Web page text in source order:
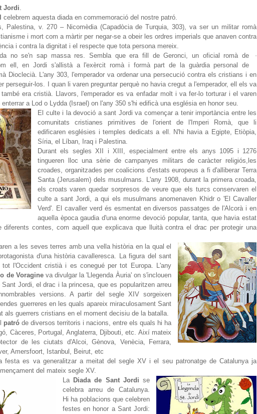
Jordi.
celebrem aquesta diada en commemoració del nostre patró.
Palestina, v. 270 – Nicomèdia (Capadòcia de Turquia, 303), va ser un militar romà
i mort com a màrtir per negar-se a obeir les ordres imperials que anaven contra
i contra la dignitat i el respecte que tota persona mereix.
no se'n sap massa res. Sembla que era fill de Geronci, un oficial romà de
ell, en Jordi s'allistà a l'exèrcit romà i formà part de la guàrdia personal de
Dioclecià. L'any 303, l'emperador va ordenar una persecució contra els cristians i en
perseguir-los. I quan li varen preguntar perquè no havia cregut a l'emperador, ell els va
era cristià. Llavors, l'emperador es va enfadar molt i va fer-lo torturar i el varen
enterrar a Lod o Lydda (Israel) on l'any 350 s'hi edificà una església en honor seu.
El culte i la devoció a sant Jordi va començar a tenir importància entre les
comunitats cristianes primitives de l'orient de l'Imperi Romà, que li
edificaren esglésies i temples dedicats a ell. N'hi havia a Egipte, Etiòpia,
Síria, el Líban, Iraq i Palestina.
Durant els segles XII i XIII, especialment entre els anys 1095 i 1276
tingueren lloc una sèrie de campanyes militars de caràcter religiós,les
croades, organitzades per coalicions d'estats europeus a fi d'alliberar Terra
Santa (Jerusalem) dels musulmans. L'any 1908, durant la primera croada,
els croats varen quedar sorpresos de veure que els turcs conservaren el
culte a sant Jordi, a qui els musulmans anomenaven Khidr o 'El Cavaller
Verd'. El cavaller verd és esmentat en diversos passatges de l'Alcorà i en
aquella època gaudia d'una enorme devoció popular, tanta, que havia estat
diferents contes, com aquell que explicava que lluità contra el drac per protegir una
a les seves terres amb una vella història en la qual el
d'una història cavalleresca. La figura del sant
tot l'Occident cristià i es conegué per tot Europa. L'any
de Voragineva divulgar la 'Llegenda Àuria' on s'inclouen
Jordi, el drac i la princesa, que es popularitzen arreu
versions. A partir del segle XIV sorgeixen
guerreres en les quals apareix miraculosament Sant
als guerrers cristians en el moment decisiu de la batalla.
patró de diversos territoris i nacions, entre els quals hi ha
Càceres, Portugal, Anglaterra, Djibouti, etc. Així mateix
de les ciutats d'Alcoi, Gènova, Venècia, Ferrara,
Amersfoort, Istanbul, Beirut, etc
festa es va generalitzar a meitat del segle XV i el seu patronatge de Catalunya ja
del mateix segle XV.
La Diada de Sant Jordise
celebra arreu de Catalunya.
Hi ha poblacions que celebren
festes en honor a Sant Jordi: